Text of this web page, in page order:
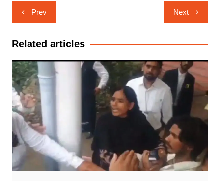
Post
navigation
Prev Next
Related articles